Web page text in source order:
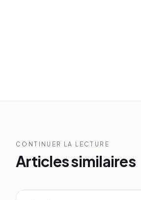
CONTINUER LA LECTURE
Articles similaires